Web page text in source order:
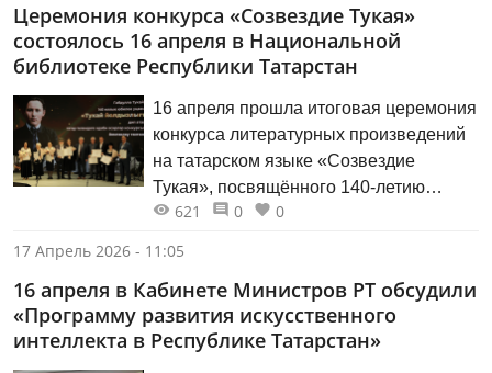
Церемония конкурса «Созвездие Тукая»
состоялось 16 апреля в Национальной
библиотеке Республики Татарстан
16 апреля прошла итоговая церемония
конкурса литературных произведений
на татарском языке «Созвездие
Тукая», посвящённого 140-летию
Габдуллы Тукая. Мероприятие
создав яркий и живой образ поэта и его
эпохи.
621 0
0
17 Апрель 2026 - 11:05
16 апреля в Кабинете Министров РТ обсудили
«Программу развития искусственного
интеллекта в Республике Татарстан»